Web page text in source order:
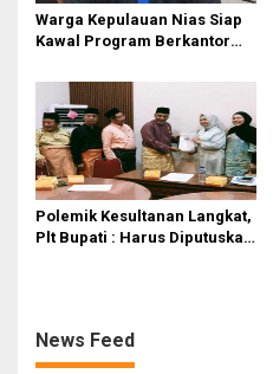
Warga Kepulauan Nias Siap
Kawal Program Berkantor
Polemik Kesultanan Langkat,
Plt Bupati : Harus Diputuskan
News Feed